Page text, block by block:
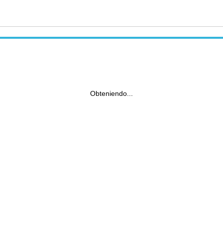
Obteniendo...